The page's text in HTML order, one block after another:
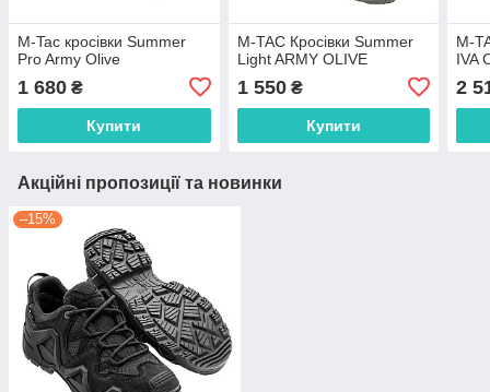
M-Tac кросівки Summer
Pro Army Olive
1 680 ₴
Купити
M-TAC Кросівки Summer
Light ARMY OLIVE
1 550₴
Купити
M-
IVA
2
Акційні пропозиції та новинки
–15%